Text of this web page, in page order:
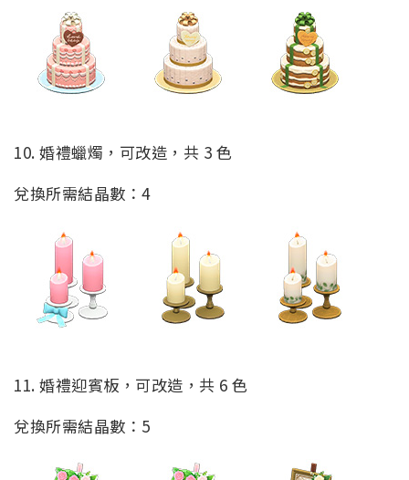
10. 婚禮蠟燭，可改造，共 3 色
兌換所需結晶數：4
11. 婚禮迎賓板，可改造，共 6 色
兌換所需結晶數：5